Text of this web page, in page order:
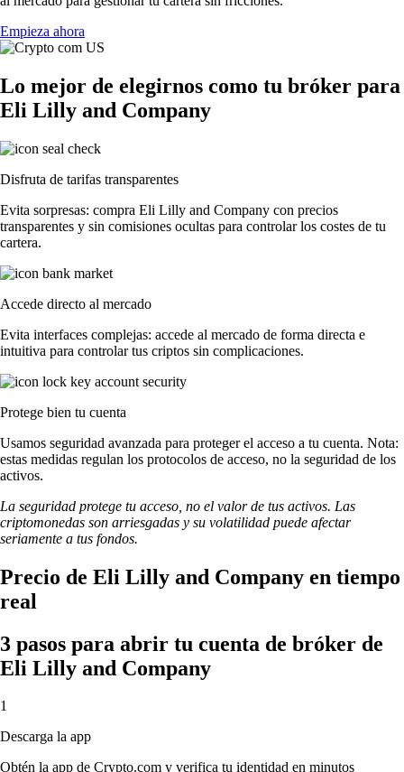
Empieza ahora
Lo mejor de elegirnos como tu bróker para
Eli Lilly and Company
Disfruta de tarifas transparentes
Evita sorpresas: compra Eli Lilly and Company con precios
transparentes y sin comisiones ocultas para controlar los costes de tu
cartera.
Accede directo al mercado
Evita interfaces complejas: accede al mercado de forma directa e
intuitiva para controlar tus criptos sin complicaciones.
Protege bien tu cuenta
Usamos seguridad avanzada para proteger el acceso a tu cuenta. Nota:
estas medidas regulan los protocolos de acceso, no la seguridad de los
activos.
La seguridad protege tu acceso, no el valor de tus activos. Las
criptomonedas son arriesgadas y su volatilidad puede afectar
seriamente a tus fondos.
Precio de Eli Lilly and Company en tiempo
real
3 pasos para abrir tu cuenta de bróker de
Eli Lilly and Company
1
Descarga la app
Obtén la app de Crypto.com y verifica tu identidad en minutos